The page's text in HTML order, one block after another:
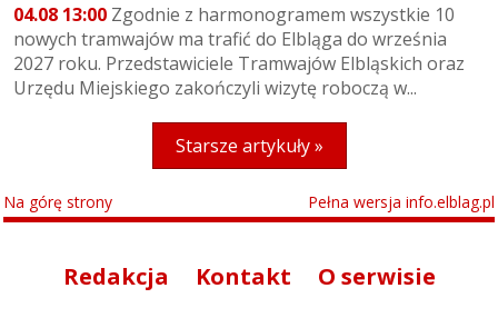
04.08 13:00 Zgodnie z harmonogramem wszystkie 10
nowych tramwajów ma trafić do Elbląga do września
2027 roku. Przedstawiciele Tramwajów Elbląskich oraz
Urzędu Miejskiego zakończyli wizytę roboczą w...
Starsze artykuły »
Na górę strony Pełna wersja info.elblag.pl
Redakcja Kontakt
O serwisie